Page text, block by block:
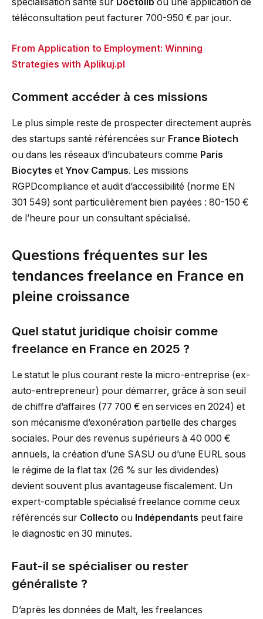
téléconsultation peut facturer 700-950 € par jour.
From Application to Employment: Winning
Strategies with Aplikuj.pl
Comment accéder à ces missions
Le plus simple reste de prospecter directement auprès
des startups santé référencées sur France Biotech
ou dans les réseaux d’incubateurs comme Paris
Biocytes et Ynov Campus. Les missions
RGPDcompliance et audit d’accessibilité (norme EN
301 549) sont particulièrement bien payées : 80-150 €
de l’heure pour un consultant spécialisé.
Questions fréquentes sur les
tendances freelance en France en
pleine croissance
Quel statut juridique choisir comme
freelance en France en 2025 ?
Le statut le plus courant reste la micro-entreprise (ex-
auto-entrepreneur) pour démarrer, grâce à son seuil
de chiffre d’affaires (77 700 € en services en 2024) et
son mécanisme d’exonération partielle des charges
sociales. Pour des revenus supérieurs à 40 000 €
annuels, la création d’une SASU ou d’une EURL sous
le régime de la flat tax (26 % sur les dividendes)
devient souvent plus avantageuse fiscalement. Un
expert-comptable spécialisé freelance comme ceux
référencés sur Collecto ou Indépendants peut faire
le diagnostic en 30 minutes.
Faut-il se spécialiser ou rester
généraliste ?
D’après les données de Malt, les freelances